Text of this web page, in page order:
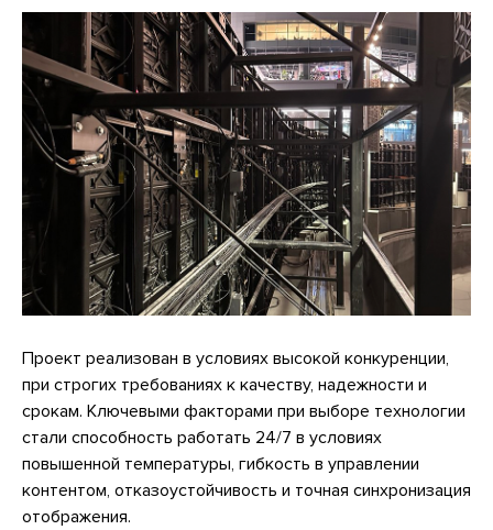
Проект реализован в условиях высокой конкуренции,
при строгих требованиях к качеству, надежности и
срокам. Ключевыми факторами при выборе технологии
стали способность работать 24/7 в условиях
повышенной температуры, гибкость в управлении
контентом, отказоустойчивость и точная синхронизация
отображения.